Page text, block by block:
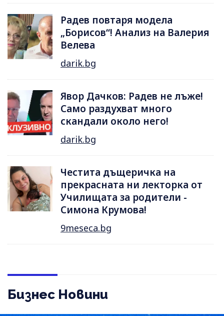
Радев повтаря модела
„Борисов“! Анализ на Валерия
Велева
darik.bg
Явор Дачков: Радев не лъже!
Само раздухват много
скандали около него!
darik.bg
Честита дъщеричка на
прекрасната ни лекторка от
Училищата за родители -
Симона Крумова!
9meseca.bg
Бизнес Новини